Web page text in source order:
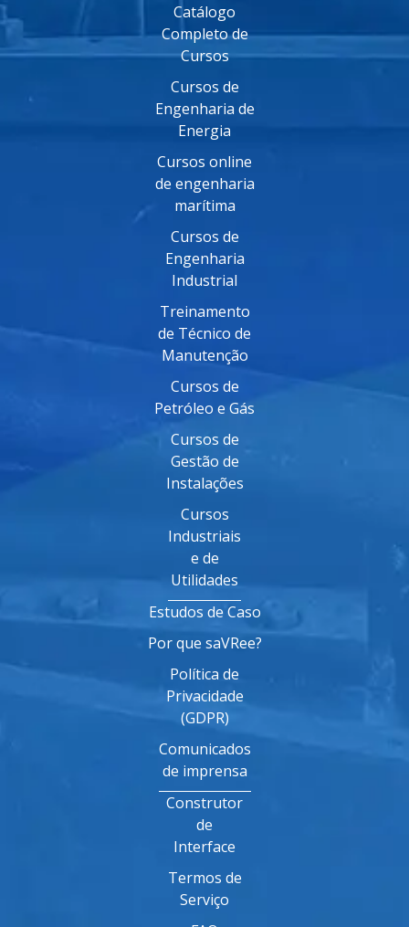
Catálogo
Completo de
Cursos
Cursos de
Engenharia de
Energia
Cursos online
de engenharia
marítima
Cursos de
Engenharia
Industrial
Treinamento
de Técnico de
Manutenção
Cursos de
Petróleo e Gás
Cursos de
Gestão de
Instalações
Cursos
Industriais
e de
Utilidades
Estudos de Caso
Por que saVRee?
Política de
Privacidade
(GDPR)
Comunicados
de imprensa
Construtor
de
Interface
Termos de
Serviço